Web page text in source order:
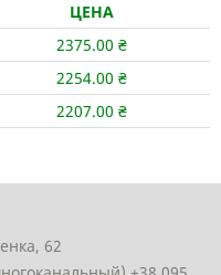
ЦЕНА
2375.00 ₴
2254.00 ₴
2207.00 ₴
62